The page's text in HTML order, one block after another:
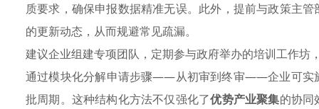
质要求，确保申报数据精准无误。此外，提前与政策主
的更新动态，从而规避常见疏漏。
建议企业组建专项团队，定期参与政府举办的培训工作坊
通过模块化分解申请步骤——从初审到终审——企业可实
批周期。这种结构化方法不仅强化了优势产业聚集的协同